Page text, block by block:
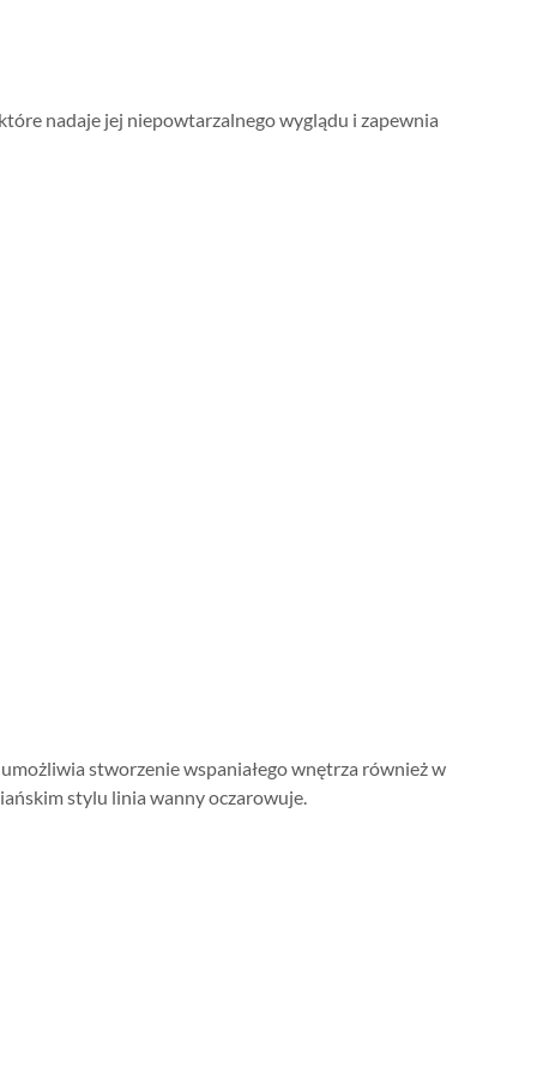
nadaje jej niepowtarzalnego wyglądu i zapewnia
stworzenie wspaniałego wnętrza również w
stylu linia wanny oczarowuje.